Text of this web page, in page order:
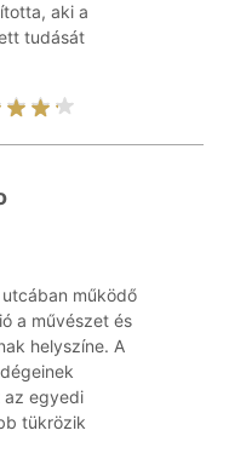
aki a
tudását
működő
a művészet és
helyszíne. A
az egyedi
tükrözik